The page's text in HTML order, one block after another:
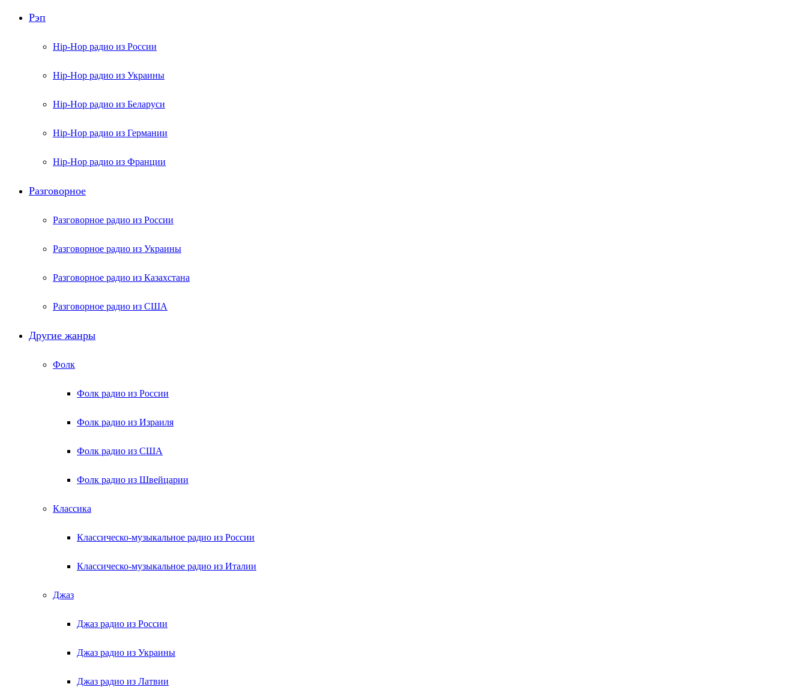
Рэп
Hip-Hop радио из России
Hip-Hop радио из Украины
Hip-Hop радио из Беларуси
Hip-Hop радио из Германии
Hip-Hop радио из Франции
Разговорное
Разговорное радио из России
Разговорное радио из Украины
Разговорное радио из Казахстана
Разговорное радио из США
Другие жанры
Фолк
Фолк радио из России
Фолк радио из Израиля
Фолк радио из США
Фолк радио из Швейцарии
Классика
Классическо-музыкальное радио из России
Классическо-музыкальное радио из Италии
Джаз
Джаз радио из России
Джаз радио из Украины
Джаз радио из Латвии